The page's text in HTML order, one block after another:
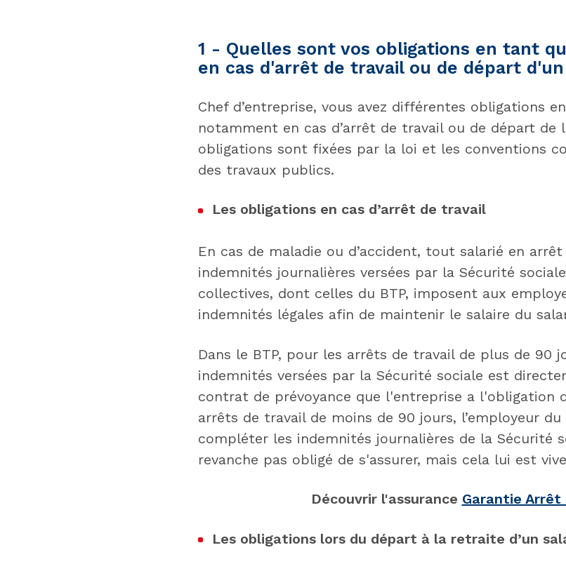
1 - Quelles sont vos obligations en tant
en cas d'arrêt de travail ou de départ
Chef d’entreprise, vous avez différentes obligations
notamment en cas d’arrêt de travail ou de départ de
obligations sont fixées par la loi et les conventions
des travaux publics.
Les obligations en cas d’arrêt de travail
En cas de maladie ou d’accident, tout salarié en
indemnités journalières versées par la Sécurité
collectives, dont celles du BTP, imposent aux
indemnités légales afin de maintenir le salaire du
Dans le BTP, pour les arrêts de travail de plus de 90
indemnités versées par la Sécurité sociale est
contrat de prévoyance que l'entreprise a l'obligation
arrêts de travail de moins de 90 jours, l’employeur
compléter les indemnités journalières de la Sécurité
revanche pas obligé de s'assurer, mais cela lui est
Découvrir l'assurance Garantie Arrêt
Les obligations lors du départ à la retraite d’un